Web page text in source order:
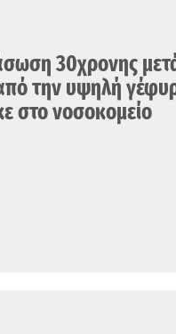
30χρονης
την υψηλή
στο νοσοκομείο